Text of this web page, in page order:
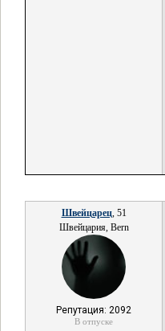
Швейцарец, 51
Швейцария, Bern
Репутация: 2092
В отпуске